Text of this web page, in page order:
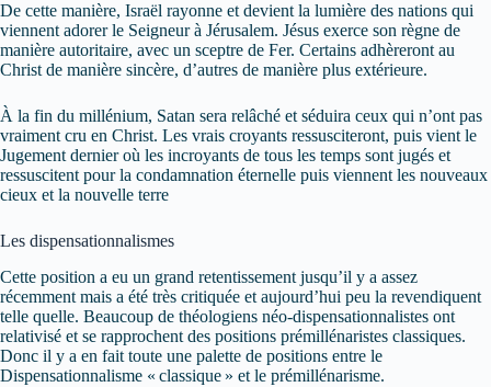
De cette manière, Israël rayonne et devient la lumière des nations qui
viennent adorer le Seigneur à Jérusalem. Jésus exerce son règne de
manière autoritaire, avec un sceptre de Fer. Certains adhèreront au
Christ de manière sincère, d’autres de manière plus extérieure.
À la fin du millénium, Satan sera relâché et séduira ceux qui n’ont pas
vraiment cru en Christ. Les vrais croyants ressusciteront, puis vient le
Jugement dernier où les incroyants de tous les temps sont jugés et
ressuscitent pour la condamnation éternelle puis viennent les nouveaux
cieux et la nouvelle terre
Les dispensationnalismes
Cette position a eu un grand retentissement jusqu’il y a assez
récemment mais a été très critiquée et aujourd’hui peu la revendiquent
telle quelle. Beaucoup de théologiens néo-dispensationnalistes ont
relativisé et se rapprochent des positions prémillénaristes classiques.
Donc il y a en fait toute une palette de positions entre le
Dispensationnalisme « classique » et le prémillénarisme.